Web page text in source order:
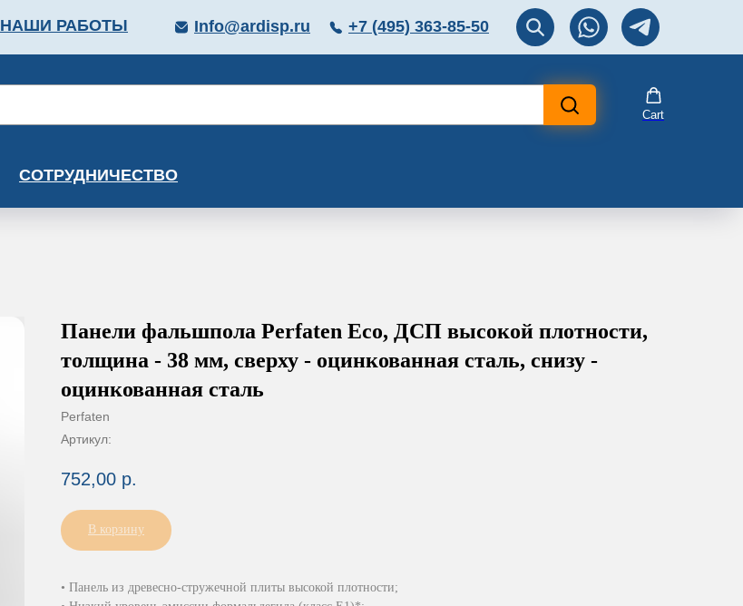
Перезвоните мне!
НАШИ РАБОТЫ +7 (495) 363-85-50
Info@ardisp.ru
Cart
СОТРУДНИЧЕСТВО
Панели фальшпола Perfaten Eco, ДСП высокой плотности,
толщина - 38 мм, сверху - оцинкованная сталь, снизу -
оцинкованная сталь
Perfaten
Артикул:
752,00 р.
В корзину
• Панель из древесно-стружечной плиты высокой плотности;